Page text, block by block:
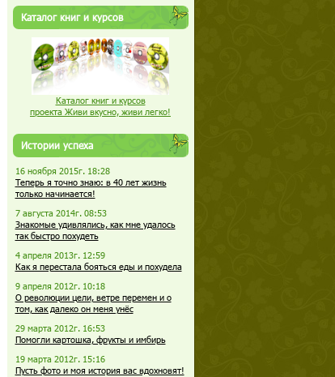
Каталог книг и курсов
Каталог книг и курсов
проекта Живи вкусно, живи легко!
Истории успеха
16 ноября 2015г. 18:28
Теперь я точно знаю: в 40 лет жизнь
только начинается!
7 августа 2014г. 08:53
Знакомые удивлялись, как мне удалось
так быстро похудеть
4 апреля 2013г. 12:59
Как я перестала бояться еды и похудела
9 апреля 2012г. 10:18
О революции цели, ветре перемен и о
том, как далеко он меня унёс
29 марта 2012г. 16:53
Помогли картошка, фрукты и имбирь
19 марта 2012г. 15:16
Пусть фото и моя история вас вдохновят!